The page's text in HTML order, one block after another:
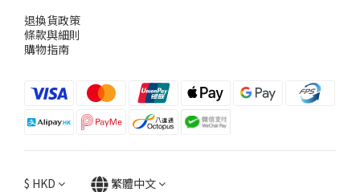
退換貨政策
條款與細則
購物指南
$ HKD 繁體中文